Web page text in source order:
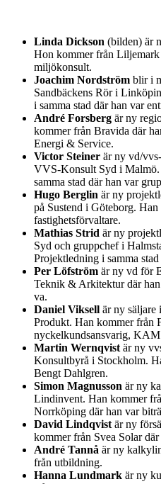
Linda Dickson (bilden) är
Hon kommer från
miljökonsult.
Joachim Nordström blir i
Sandbäckens Rör i
i samma stad där han var
André Forsberg är ny
kommer från Bravida där
Energi & Service.
Victor Steiner är ny vd/
VVS-Konsult Syd i
samma stad där han var
Hugo Berglin är ny
på Sustend i Göteborg.
fastighetsförvaltare.
Mathias Strid är ny
Syd och gruppchef i
Projektledning i samma
Per Löfström är ny vd för
Teknik & Arkitektur där
va.
Daniel Viksell är ny säljare
Produkt. Han kommer från
nyckelkundsansvarig,
Martin Wernqvist är ny
Konsultbyrå i Stockholm.
Bengt Dahlgren.
Simon Magnusson är ny
Lindinvent. Han kommer
Norrköping där han var
David Lindqvist är ny
kommer från Svea Solar
André Tannå är ny
från utbildning.
Hanna Lundmark är ny